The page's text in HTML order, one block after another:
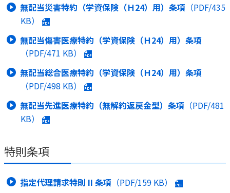
無配当災害特約（学資保険（Ｈ24）用）条項 （PDF/435
KB）
無配当傷害医療特約（学資保険（Ｈ24）用）条項
（PDF/471 KB）
無配当総合医療特約（学資保険（Ｈ24）用）条項
（PDF/498 KB）
無配当先進医療特約（無解約返戻金型）条項 （PDF/481
KB）
特則条項
指定代理請求特則 II 条項 （PDF/159 KB）